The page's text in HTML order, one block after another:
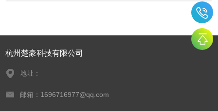
杭州楚豪科技有限公司
地址：
邮箱：1696716977@qq.com